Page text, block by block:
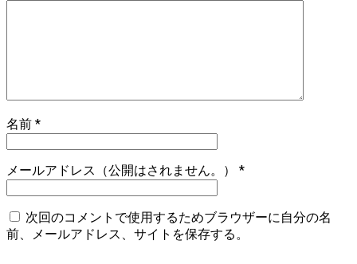
名前 *
メールアドレス（公開はされません。） *
次回のコメントで使用するためブラウザーに自分の名
前、メールアドレス、サイトを保存する。